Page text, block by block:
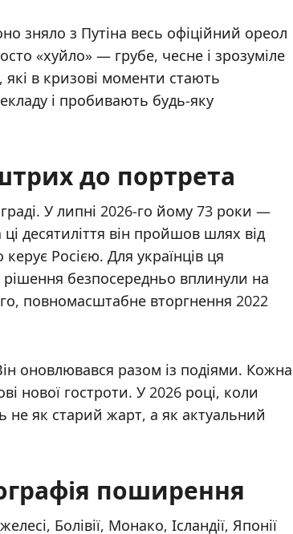
зняло з Путіна весь офіційний ореол
«хуйло» — грубе, чесне і зрозуміле
в кризові моменти стають
і пробивають будь-яку
до портрета
У липні 2026-го йому 73 роки —
десятиліття він пройшов шлях від
Росією. Для українців ця
рішення безпосередньо вплинули на
повномасштабне вторгнення 2022
оновлювався разом із подіями. Кожна
нової гостроти. У 2026 році, коли
не як старий жарт, а як актуальний
поширення
Болівії, Монако, Ісландії, Японії